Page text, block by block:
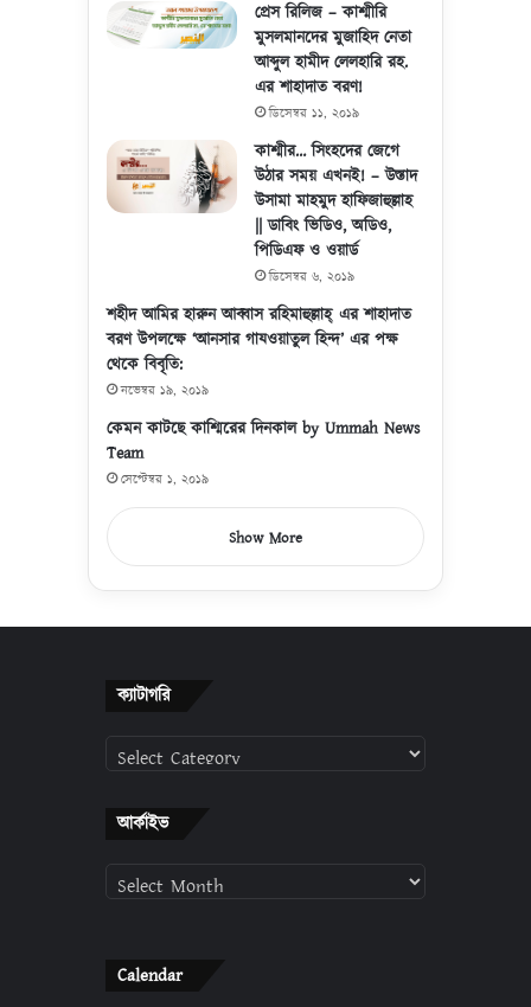
প্রেস রিলিজ – কাশ্মীরি
মুসলমানদের মুজাহিদ নেতা
আব্দুল হামীদ লেলহারি রহ.
এর শাহাদাত বরণ!
ডিসেম্বর ১১, ২০১৯
কাশ্মীর… সিংহদের জেগে
উঠার সময় এখনই! – উস্তাদ
উসামা মাহমুদ হাফিজাহুল্লাহ
|| ডাবিং ভিডিও, অডিও,
পিডিএফ ও ওয়ার্ড
ডিসেম্বর ৬, ২০১৯
শহীদ আমির হারুন আব্বাস রহিমাহুল্লাহ্ এর শাহাদাত
বরণ উপলক্ষে ‘আনসার গাযওয়াতুল হিন্দ’ এর পক্ষ
থেকে বিবৃতি:
নভেম্বর ১৯, ২০১৯
কেমন কাটছে কাশ্মিরের দিনকাল by Ummah News
Team
সেপ্টেম্বর ১, ২০১৯
Show More
ক্যাটাগরি
ক্যাটাগরি
আর্কাইভ
Calendar